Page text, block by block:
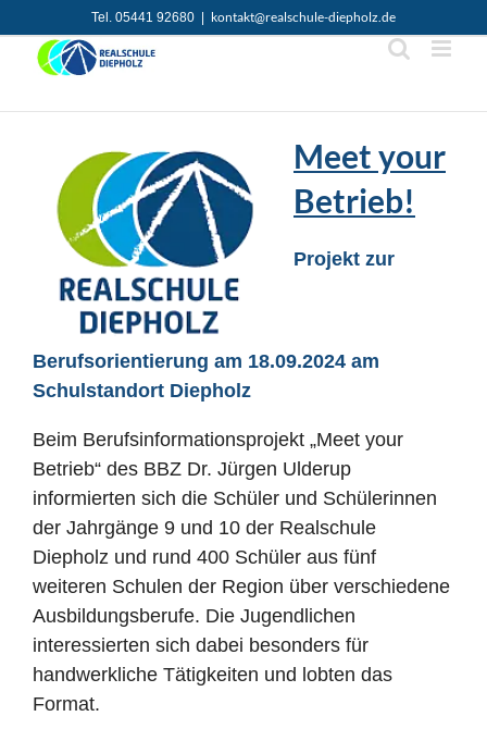
Inhalt
springen
Tel. 05441 92680 kontakt@realschule-diepholz.de
Meet your
Betrieb!
Projekt zur
Berufsorientierung am 18.09.2024 am
Schulstandort Diepholz
Beim Berufsinformationsprojekt „Meet your
Betrieb“ des BBZ Dr. Jürgen Ulderup
informierten sich die Schüler und Schülerinnen
der Jahrgänge 9 und 10 der Realschule
Diepholz und rund 400 Schüler aus fünf
weiteren Schulen der Region über verschiedene
Ausbildungsberufe. Die Jugendlichen
interessierten sich dabei besonders für
handwerkliche Tätigkeiten und lobten das
Format.